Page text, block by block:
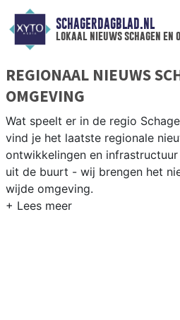
SCHAGERDAGBLAD.NL
lokaal nieuws schagen en
REGIONAAL NIEUWS
OMGEVING
Wat speelt er in de regio
vind je het laatste regionale
ontwikkelingen en
uit de buurt - wij brengen het
wijde omgeving.